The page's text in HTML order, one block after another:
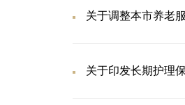
关于调整本市养老
关于印发长期护理